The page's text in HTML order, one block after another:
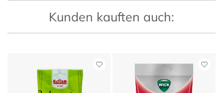
Kunden kauften auch: